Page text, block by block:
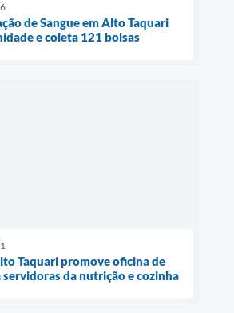
de Sangue em Alto Taquari
e coleta 121 bolsas
Taquari promove oficina de
da nutrição e cozinha